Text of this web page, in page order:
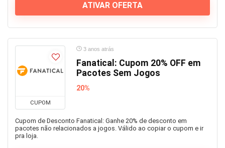
ATIVAR OFERTA
CUPOM
3 anos atrás
Fanatical: Cupom 20% OFF em
Pacotes Sem Jogos
20%
Cupom de Desconto Fanatical: Ganhe 20% de desconto em
pacotes não relacionados a jogos. Válido ao copiar o cupom e ir
pra loja.